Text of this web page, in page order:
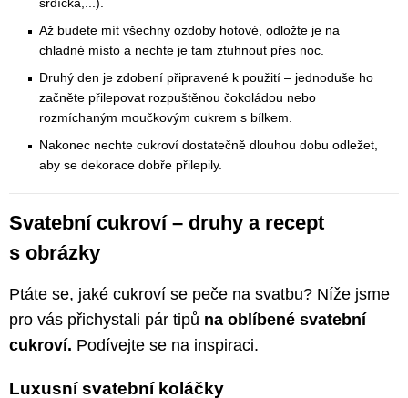
srdíčka,...).
Až budete mít všechny ozdoby hotové, odložte je na
chladné místo a nechte je tam ztuhnout přes noc.
Druhý den je zdobení připravené k použití – jednoduše ho
začněte přilepovat rozpuštěnou čokoládou nebo
rozmíchaným moučkovým cukrem s bílkem.
Nakonec nechte cukroví dostatečně dlouhou dobu odležet,
aby se dekorace dobře přilepily.
Svatební cukroví – druhy a recept
s obrázky
Ptáte se, jaké cukroví se peče na svatbu? Níže jsme
pro vás přichystali pár tipů na oblíbené svatební
cukroví. Podívejte se na inspiraci.
Luxusní svatební koláčky